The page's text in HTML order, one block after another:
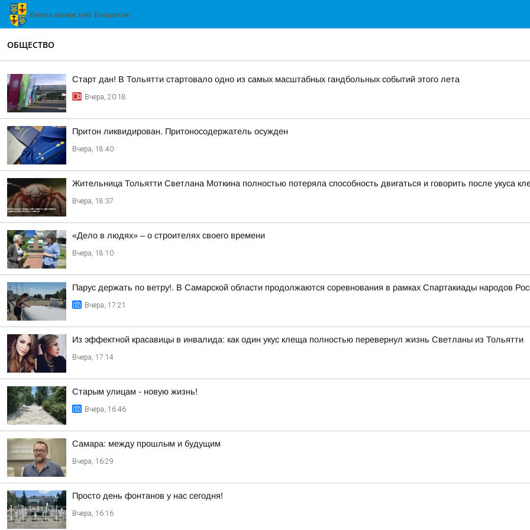
ОБЩЕСТВО
Старт дан! В Тольятти стартовало одно из самых масштабных гандбольных событий этого лета
Вчера, 20:18
Притон ликвидирован. Притоносодержатель осужден
Вчера, 18:40
Жительница Тольятти Светлана Моткина полностью потеряла способность двигаться и говорить после укуса
Вчера, 18:37
«Дело в людях» – о строителях своего времени
Вчера, 18:10
Парус держать по ветру!. В Самарской области продолжаются соревнования в рамках Спартакиады народов
Вчера, 17:21
Из эффектной красавицы в инвалида: как один укус клеща полностью перевернул жизнь Светланы из Тольятти
Вчера, 17:14
Старым улицам - новую жизнь!
Вчера, 16:46
Самара: между прошлым и будущим
Вчера, 16:29
Просто день фонтанов у нас сегодня!
Вчера, 16:16